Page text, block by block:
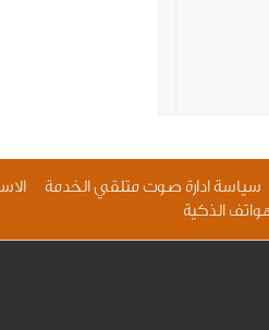
سياسة ادارة صوت متلقي الخدمة
الذكية